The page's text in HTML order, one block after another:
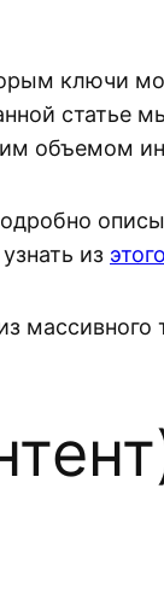
ключи
статье
объемом
из
массивного